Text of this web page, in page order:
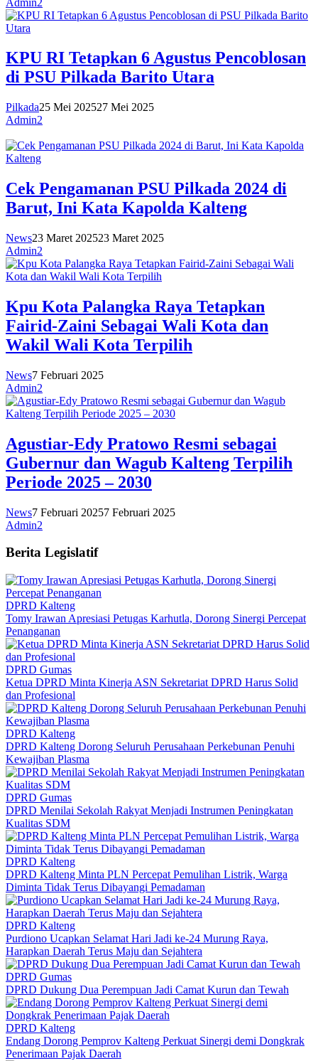
KPU RI Tetapkan 6 Agustus Pencoblosan
di PSU Pilkada Barito Utara
Pilkada25 Mei 202527 Mei 2025
Admin2
Cek Pengamanan PSU Pilkada 2024 di
Barut, Ini Kata Kapolda Kalteng
News23 Maret 202523 Maret 2025
Admin2
Kpu Kota Palangka Raya Tetapkan
Fairid-Zaini Sebagai Wali Kota dan
Wakil Wali Kota Terpilih
News7 Februari 2025
Admin2
Agustiar-Edy Pratowo Resmi sebagai
Gubernur dan Wagub Kalteng Terpilih
Periode 2025 – 2030
News7 Februari 20257 Februari 2025
Admin2
Berita Legislatif
DPRD Kalteng
Tomy Irawan Apresiasi Petugas Karhutla, Dorong Sinergi Percepat
Penanganan
DPRD Gumas
Ketua DPRD Minta Kinerja ASN Sekretariat DPRD Harus Solid
dan Profesional
DPRD Kalteng
DPRD Kalteng Dorong Seluruh Perusahaan Perkebunan Penuhi
Kewajiban Plasma
DPRD Gumas
DPRD Menilai Sekolah Rakyat Menjadi Instrumen Peningkatan
Kualitas SDM
DPRD Kalteng
DPRD Kalteng Minta PLN Percepat Pemulihan Listrik, Warga
Diminta Tidak Terus Dibayangi Pemadaman
DPRD Kalteng
Purdiono Ucapkan Selamat Hari Jadi ke-24 Murung Raya,
Harapkan Daerah Terus Maju dan Sejahtera
DPRD Gumas
DPRD Dukung Dua Perempuan Jadi Camat Kurun dan Tewah
DPRD Kalteng
Endang Dorong Pemprov Kalteng Perkuat Sinergi demi Dongkrak
Penerimaan Pajak Daerah